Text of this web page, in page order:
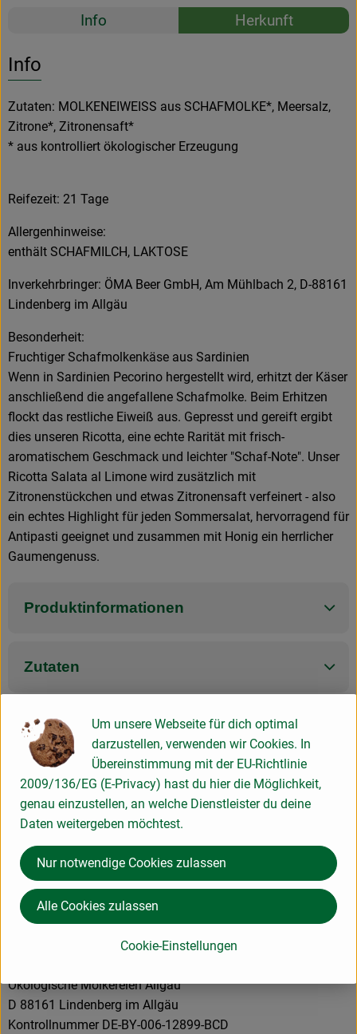
Rezepte
Info Herkunft
Info
Zutaten: MOLKENEIWEISS aus SCHAFMOLKE*, Meersalz,
Zitrone*, Zitronensaft*
* aus kontrolliert ökologischer Erzeugung
Reifezeit: 21 Tage
Allergenhinweise:
enthält SCHAFMILCH, LAKTOSE
Inverkehrbringer: ÖMA Beer GmbH, Am Mühlbach 2, D-88161
Lindenberg im Allgäu
Besonderheit:
Fruchtiger Schafmolkenkäse aus Sardinien
Wenn in Sardinien Pecorino hergestellt wird, erhitzt der Käser
anschließend die angefallene Schafmolke. Beim Erhitzen
flockt das restliche Eiweiß aus. Gepresst und gereift ergibt
dies unseren Ricotta, eine echte Rarität mit frisch-
aromatischem Geschmack und leichter "Schaf-Note". Unser
Ricotta Salata al Limone wird zusätzlich mit
Zitronenstückchen und etwas Zitronensaft verfeinert - also
ein echtes Highlight für jeden Sommersalat, hervorragend für
Antipasti geeignet und zusammen mit Honig ein herrlicher
Gaumengenuss.
Produktinformationen
Zutaten
Produktdatenblatt
Herkunft
Hersteller: ÖMA
Italien
Ökologische Molkereien Allgäu
D 88161 Lindenberg im Allgäu
Kontrollnummer DE-BY-006-12899-BCD
Um unsere Webseite für dich optimal
darzustellen, verwenden wir Cookies. In
Übereinstimmung mit der EU-Richtlinie
2009/136/EG (E-Privacy) hast du hier die Möglichkeit,
genau einzustellen, an welche Dienstleister du deine
Daten weitergeben möchtest.
Cookie-Einstellungen
Nur notwendige Cookies zulassen
Alle Cookies zulassen